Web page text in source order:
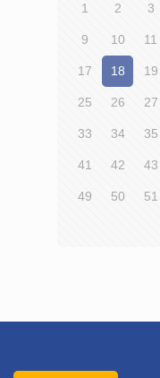
1 2 3
9 10 11
17 18 19
25 26 27
33 34 35
41 42 43
49 50 51